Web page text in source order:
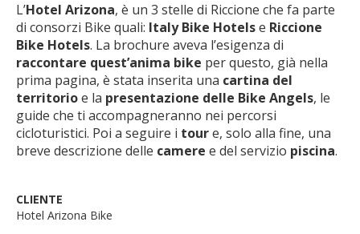
CLIENTE
Hotel Arizona Bike
L’Hotel Arizona, è un 3 stelle di Riccione che fa parte
di consorzi Bike quali: Italy Bike Hotelse Riccione
Bike Hotels. La brochure aveva l’esigenza di
raccontare quest’anima bike per questo, già nella
prima pagina, è stata inserita una cartina del
territorioe la presentazione delle Bike Angels, le
guide che ti accompagneranno nei percorsi
cicloturistici. Poi a seguire i toure, solo alla fine, una
breve descrizione delle camere e del servizio piscina.